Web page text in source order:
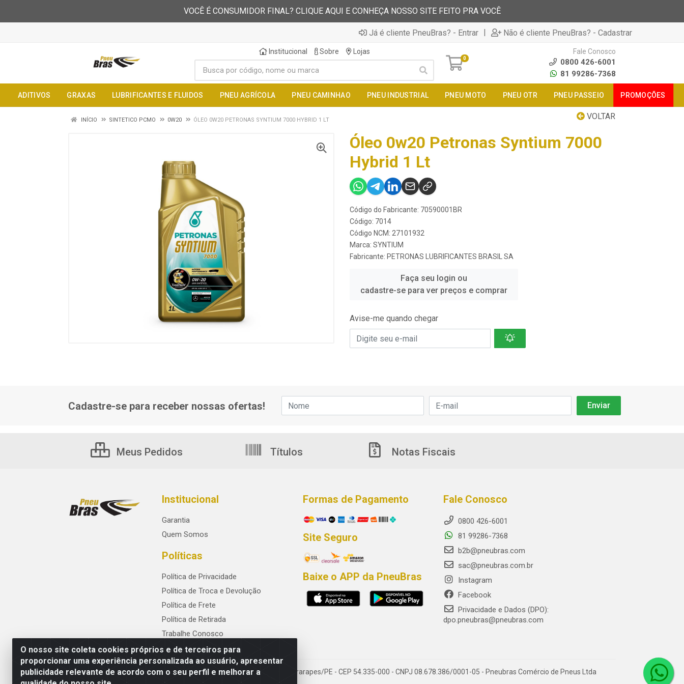
VOCÊ É CONSUMIDOR FINAL? CLIQUE AQUI E CONHEÇA NOSSO SITE FEITO PRA VOCÊ
Já é cliente PneuBras? - Entrar | Não é cliente PneuBras? - Cadastrar
Institucional Sobre Lojas
0
Fale Conosco
0800 426-6001
81 99286-7368
ADITIVOS GRAXAS LUBRIFICANTES E FLUIDOS PNEU AGRÍCOLA PNEU CAMINHAO PNEU INDUSTRIAL PNEU MOTO PNEU OTR PNEU PASSEIO PROMOÇÕES
VOLTAR
INÍCIO SINTETICO PCMO 0W20 ÓLEO 0W20 PETRONAS SYNTIUM 7000 HYBRID 1 LT
Óleo 0w20 Petronas Syntium 7000
Hybrid 1 Lt
Código do Fabricante: 70590001BR
Código: 7014
Código NCM: 27101932
Marca: SYNTIUM
Fabricante: PETRONAS LUBRIFICANTES BRASIL SA
Faça seu login ou
cadastre-se para ver preços e comprar
Avise-me quando chegar
O nosso site coleta cookies próprios e de terceiros para
proporcionar uma experiência personalizada ao usuário, apresentar
publicidade relevante de acordo com o seu perfil e melhorar a
Cadastre-se para receber nossas ofertas!
Meus Pedidos Títulos Notas Fiscais
Institucional
Garantia
Quem Somos
Políticas
Política de Privacidade
Política de Troca e Devolução
Política de Frete
Política de Retirada
Trabalhe Conosco
Formas de Pagamento
Site Seguro
Baixe o APP da PneuBras
Fale Conosco
0800 426-6001
81 99286-7368
b2b@pneubras.com
sac@pneubras.com.br
Instagram
Facebook
Privacidade e Dados (DPO):
dpo.pneubras@pneubras.com
PneuBras - Rodovia BR-101, KM 82 - Prazeres, Jaboatão dos Guararapes/PE - CEP 54.335-000 - CNPJ 08.678.386/0001-05 - Pneubras Comércio de Pneus Ltda